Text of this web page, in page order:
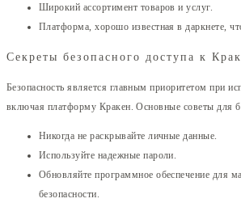
Широкий ассортимент товаров и услуг.
Платформа, хорошо известная в даркнете,
Секреты безопасного доступа к
Безопасность является главным приоритетом при
включая платформу Кракен. Основные советы для
Никогда не раскрывайте личные данные.
Используйте надежные пароли.
Обновляйте программное обеспечение для
безопасности.